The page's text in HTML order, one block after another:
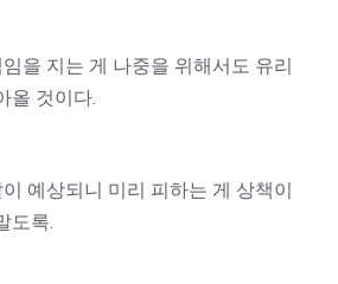
을 지는 게 나중을 위해서도 유리
올 것이다.
예상되니 미리 피하는 게 상책이
도록.